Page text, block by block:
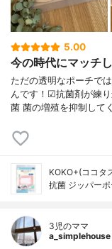
5.00
今の時代にマッチ
ただの透明なポーチで
んです！☑︎抗菌剤が練
菌 菌の増殖を抑制して
KOKO+(ココタ
抗菌 ジッパー
3児のママ
a_simplehouse